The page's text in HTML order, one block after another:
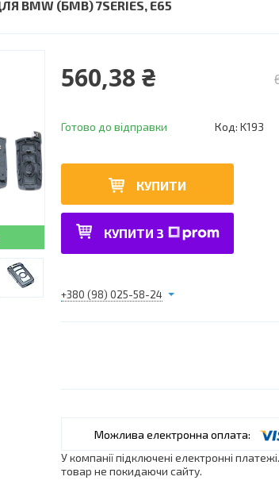
BMW (БМВ) 7SERIES, Е65
560,38 ₴
Готово до відправки Код: K193
КУПИТИ
КУПИТИ З
+380 (98) 025-58-24
У компанії підключені електронні
товар не покидаючи сайту.